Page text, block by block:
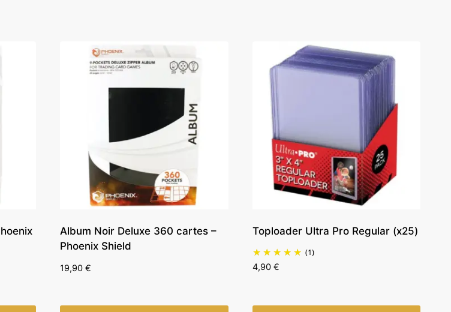
Album Noir Deluxe 360 cartes –
Phoenix Shield
19,90 €
Toploader Ultra Pro Regular (x25)
(1)
4,90 €